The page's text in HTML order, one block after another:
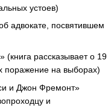
устоев)
адвокате, посвятившем
(книга рассказывает о 19
поражение на выборах)
и Джон Фремонт»
и